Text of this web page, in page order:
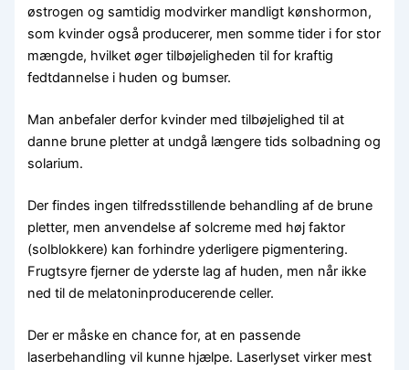
østrogen og samtidig modvirker mandligt kønshormon,
som kvinder også producerer, men somme tider i for stor
mængde, hvilket øger tilbøjeligheden til for kraftig
fedtdannelse i huden og bumser.
Man anbefaler derfor kvinder med tilbøjelighed til at
danne brune pletter at undgå længere tids solbadning og
solarium.
Der findes ingen tilfredsstillende behandling af de brune
pletter, men anvendelse af solcreme med høj faktor
(solblokkere) kan forhindre yderligere pigmentering.
Frugtsyre fjerner de yderste lag af huden, men når ikke
ned til de melatoninproducerende celler.
Der er måske en chance for, at en passende
laserbehandling vil kunne hjælpe. Laserlyset virker mest